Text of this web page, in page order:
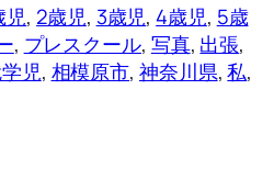
児, 2歳児, 3歳児, 4歳児, 5歳
, プレスクール, 写真, 出張
児, 相模原市, 神奈川県, 私